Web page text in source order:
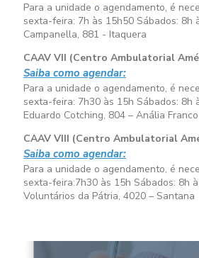
Para a unidade o agendamento, é
sexta-feira: 7h às 15h50 Sábados: 8h
Campanella, 881 - Itaquera
CAAV VII (Centro Ambulatorial
Saiba como agendar:
Para a unidade o agendamento, é
sexta-feira: 7h30 às 15h Sábados: 8h
Eduardo Cotching, 804 – Anália Franco
CAAV VIII (Centro Ambulatorial
Saiba como agendar:
Para a unidade o agendamento, é
sexta-feira:7h30 às 15h Sábados: 8h
Voluntários da Pátria, 4020 – Santana